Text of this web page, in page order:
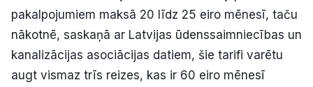
pakalpojumiem maksā 20 līdz 25 eiro mēnesī, taču
nākotnē, saskaņā ar Latvijas ūdenssaimniecības un
kanalizācijas asociācijas datiem, šie tarifi varētu
augt vismaz trīs reizes, kas ir 60 eiro mēnesī